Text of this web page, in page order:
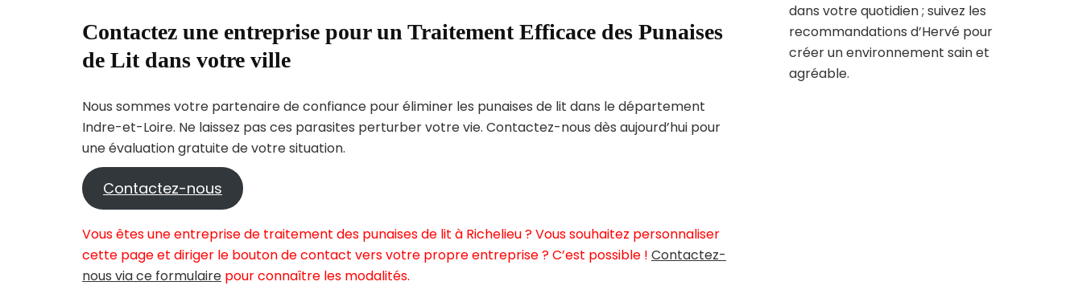
Contactez une entreprise pour un Traitement Efficace des Punaises
de Lit dans votre ville
Nous sommes votre partenaire de confiance pour éliminer les punaises de lit dans le département
Indre-et-Loire. Ne laissez pas ces parasites perturber votre vie. Contactez-nous dès aujourd’hui pour
une évaluation gratuite de votre situation.
Contactez-nous
Vous êtes une entreprise de traitement des punaises de lit à Richelieu ? Vous souhaitez personnaliser
cette page et diriger le bouton de contact vers votre propre entreprise ? C’est possible ! Contactez-
nous via ce formulaire pour connaître les modalités.
dans votre quotidien ; suivez les
recommandations d’Hervé pour
créer un environnement sain et
agréable.